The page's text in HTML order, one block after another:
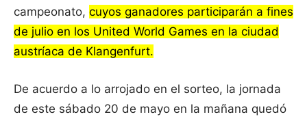
campeonato, cuyos ganadores participarán a fines
de julio en los United World Games en la ciudad
austríaca de Klangenfurt.
De acuerdo a lo arrojado en el sorteo, la jornada
de este sábado 20 de mayo en la mañana quedó